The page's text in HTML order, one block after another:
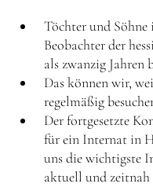
Töchter und Söhne
Beobachter der
als zwanzig
Das können wir,
regelmäßig
Der fortgesetzte
für ein Internat in
uns die wichtigste
aktuell und